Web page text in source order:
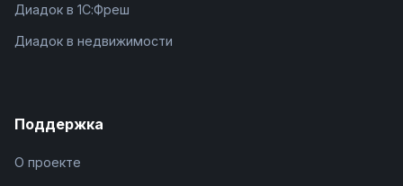
Диадок в 1С:Фреш
Диадок в недвижимости
Поддержка
О проекте